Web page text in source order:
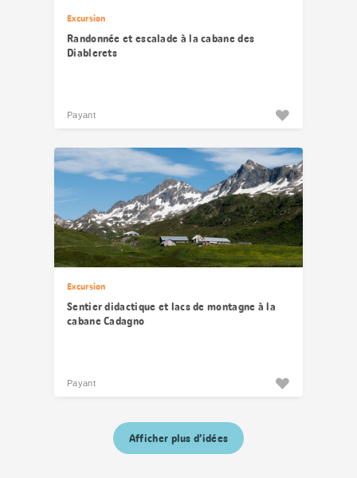
Excursion
Randonnée et escalade à la cabane des
Diablerets
Payant
Excursion
Sentier didactique et lacs de montagne à la
cabane Cadagno
Payant
Afficher plus d’idées